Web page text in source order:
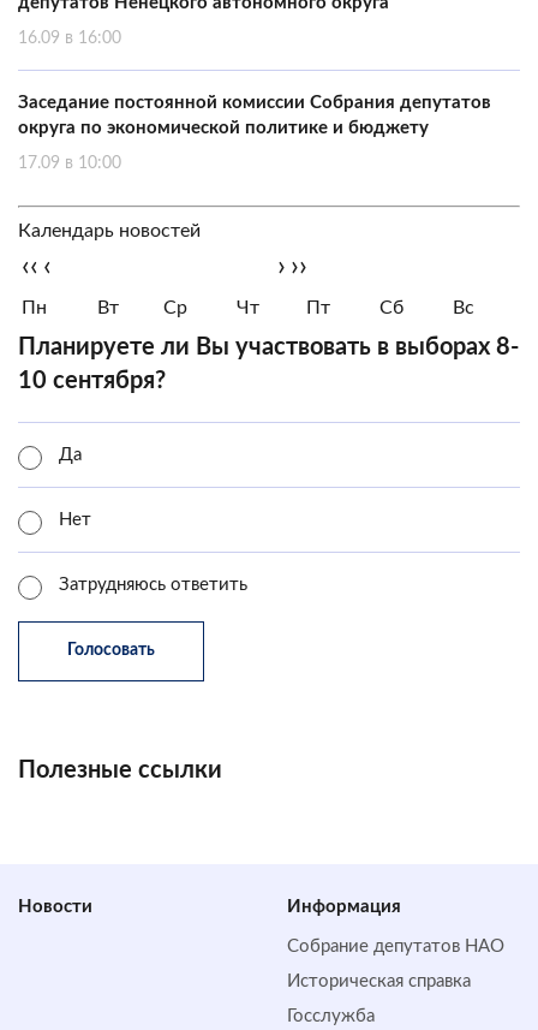
16.09 в 16:00
Заседание постоянной комиссии Собрания депутатов
округа по экономической политике и бюджету
17.09 в 10:00
Календарь новостей
‹‹ ‹ › ››
Пн Вт Ср Чт Пт Сб Вс
Планируете ли Вы участвовать в выборах 8-
10 сентября?
Да
Нет
Затрудняюсь ответить
Полезные ссылки
Новости Информация
Собрание депутатов НАО
Историческая справка
Госслужба